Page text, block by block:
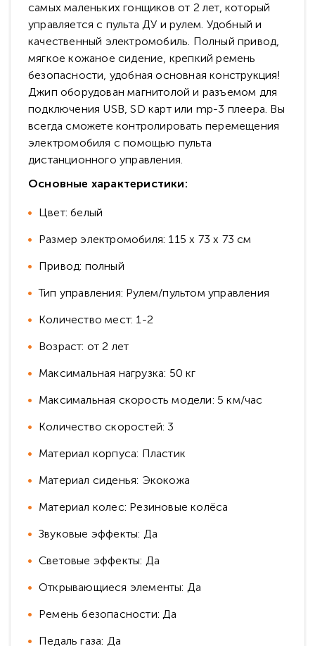
самых маленьких гонщиков от 2 лет, который
управляется с пульта ДУ и рулем. Удобный и
качественный электромобиль. Полный привод,
мягкое кожаное сидение, крепкий ремень
безопасности, удобная основная конструкция!
Джип оборудован магнитолой и разъемом для
подключения USB, SD карт или mp-3 плеера. Вы
всегда сможете контролировать перемещения
электромобиля с помощью пульта
дистанционного управления.
Основные характеристики:
Цвет: белый
Размер электромобиля: 115 x 73 x 73 см
Привод: полный
Тип управления: Рулем/пультом управления
Количество мест: 1-2
Возраст: от 2 лет
Максимальная нагрузка: 50 кг
Максимальная скорость модели: 5 км/час
Количество скоростей: 3
Материал корпуса: Пластик
Материал сиденья: Экокожа
Материал колес: Резиновые колёса
Звуковые эффекты: Да
Световые эффекты: Да
Открывающиеся элементы: Да
Ремень безопасности: Да
Педаль газа: Да